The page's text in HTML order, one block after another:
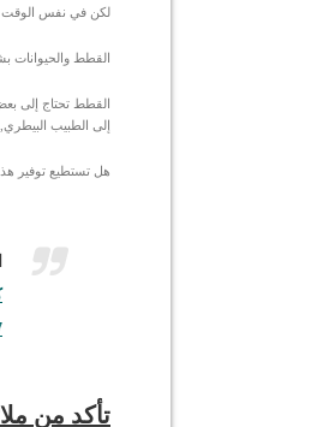
لكن في نفس الوقت
القطط والحيوانات
القطط تحتاج إلى
إلى الطبيب
هل تستطيع توفير
7 وصفات
تأكد من